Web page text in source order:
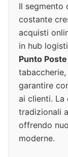
Il segmento
costante
acquisti
in hub
Punto Poste
garantire
ai clienti. La
tradizionali
offrendo
moderne.